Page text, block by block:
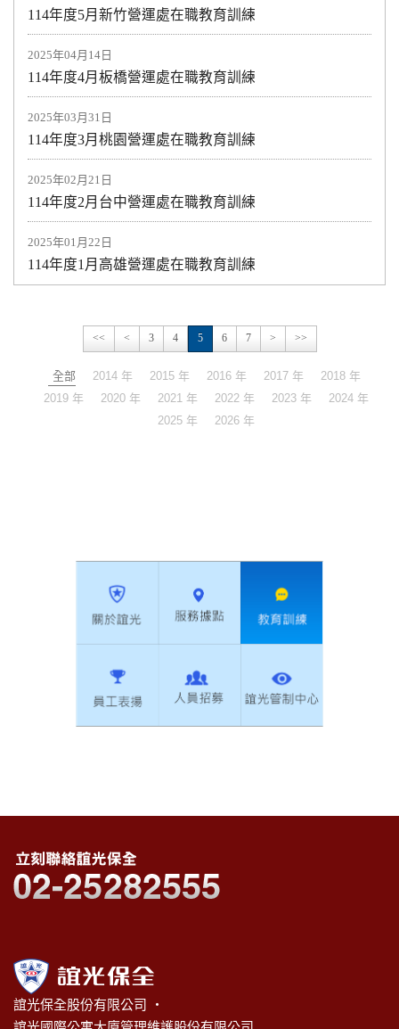
114年度5月新竹營運處在職教育訓練
2025年04月14日
114年度4月板橋營運處在職教育訓練
2025年03月31日
114年度3月桃園營運處在職教育訓練
2025年02月21日
114年度2月台中營運處在職教育訓練
2025年01月22日
114年度1月高雄營運處在職教育訓練
<< < 3 4 5 6 7 > >>
全部 2014 年 2015 年 2016 年 2017 年
2018 年
2019 年
2020 年 2021 年 2022 年 2023 年
2024 年
2025 年
2026 年
誼光保全股份有限公司 ‧